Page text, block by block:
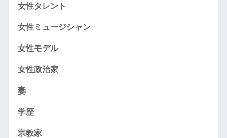
女性タレント
女性ミュージシャン
女性モデル
女性政治家
妻
学歴
宗教家